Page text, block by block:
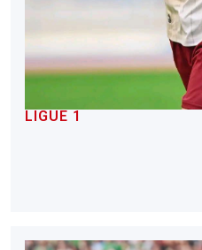
LIGUE 1